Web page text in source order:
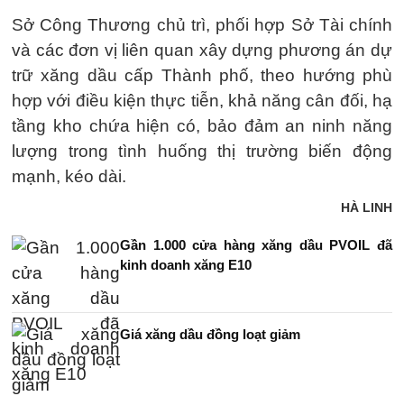
Sở Công Thương chủ trì, phối hợp Sở Tài chính
và các đơn vị liên quan xây dựng phương án dự
trữ xăng dầu cấp Thành phố, theo hướng phù
hợp với điều kiện thực tiễn, khả năng cân đối, hạ
tầng kho chứa hiện có, bảo đảm an ninh năng
lượng trong tình huống thị trường biến động
mạnh, kéo dài.
HÀ LINH
Gần 1.000 cửa hàng xăng dầu PVOIL đã
kinh doanh xăng E10
Giá xăng dầu đồng loạt giảm